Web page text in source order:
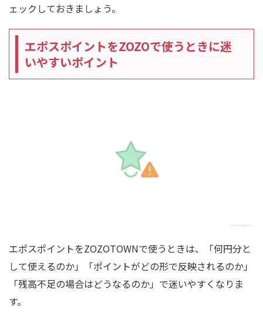
ェックしておきましょう。
エポスポイントをZOZOで使うときに迷
いやすいポイント
エポスポイントをZOZOTOWNで使うときは、「何円分と
して使えるのか」「ポイントがどの形で反映されるのか」
「残高不足の場合はどうなるのか」で迷いやすくなりま
す。